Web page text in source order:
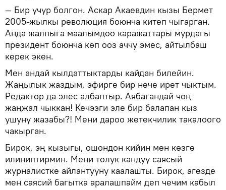
— Бир учур болгон. Аскар Акаевдин кызы Бермет
2005-жылкы революция боюнча китеп чыгарган.
Анда жалпыга маалымдоо каражаттары мурдагы
президент боюнча көп ооз аччу эмес, айтылбаш
керек экен.
Мен андай кылдаттыктарды кайдан билейин.
Жаңылык жаздым, эфирге бир нече ирет чыктым.
Редактор да элес албаптыр. Аябагандай чоң
жаңжал чыккан! Кечээги эле бир балапан кыз
ушуну жазабы?! Мени дароо жетекчилик такалоого
чакырган.
Бирок, эң кызыгы, ошондон кийин мен көзгө
илиниптирмин. Мени толук кандуу саясый
журналистке айлантууну каалашты. Бирок, агезде
мен саясий багытка аралашпайм деп чечим кабыл